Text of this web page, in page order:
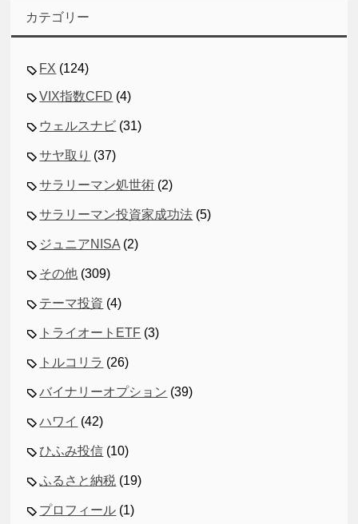
カテゴリー
FX (124)
VIX指数CFD (4)
ウェルスナビ (31)
サヤ取り (37)
サラリーマン処世術 (2)
サラリーマン投資家成功法 (5)
ジュニアNISA (2)
その他 (309)
テーマ投資 (4)
トライオートETF (3)
トルコリラ (26)
バイナリーオプション (39)
ハワイ (42)
ひふみ投信 (10)
ふるさと納税 (19)
プロフィール (1)